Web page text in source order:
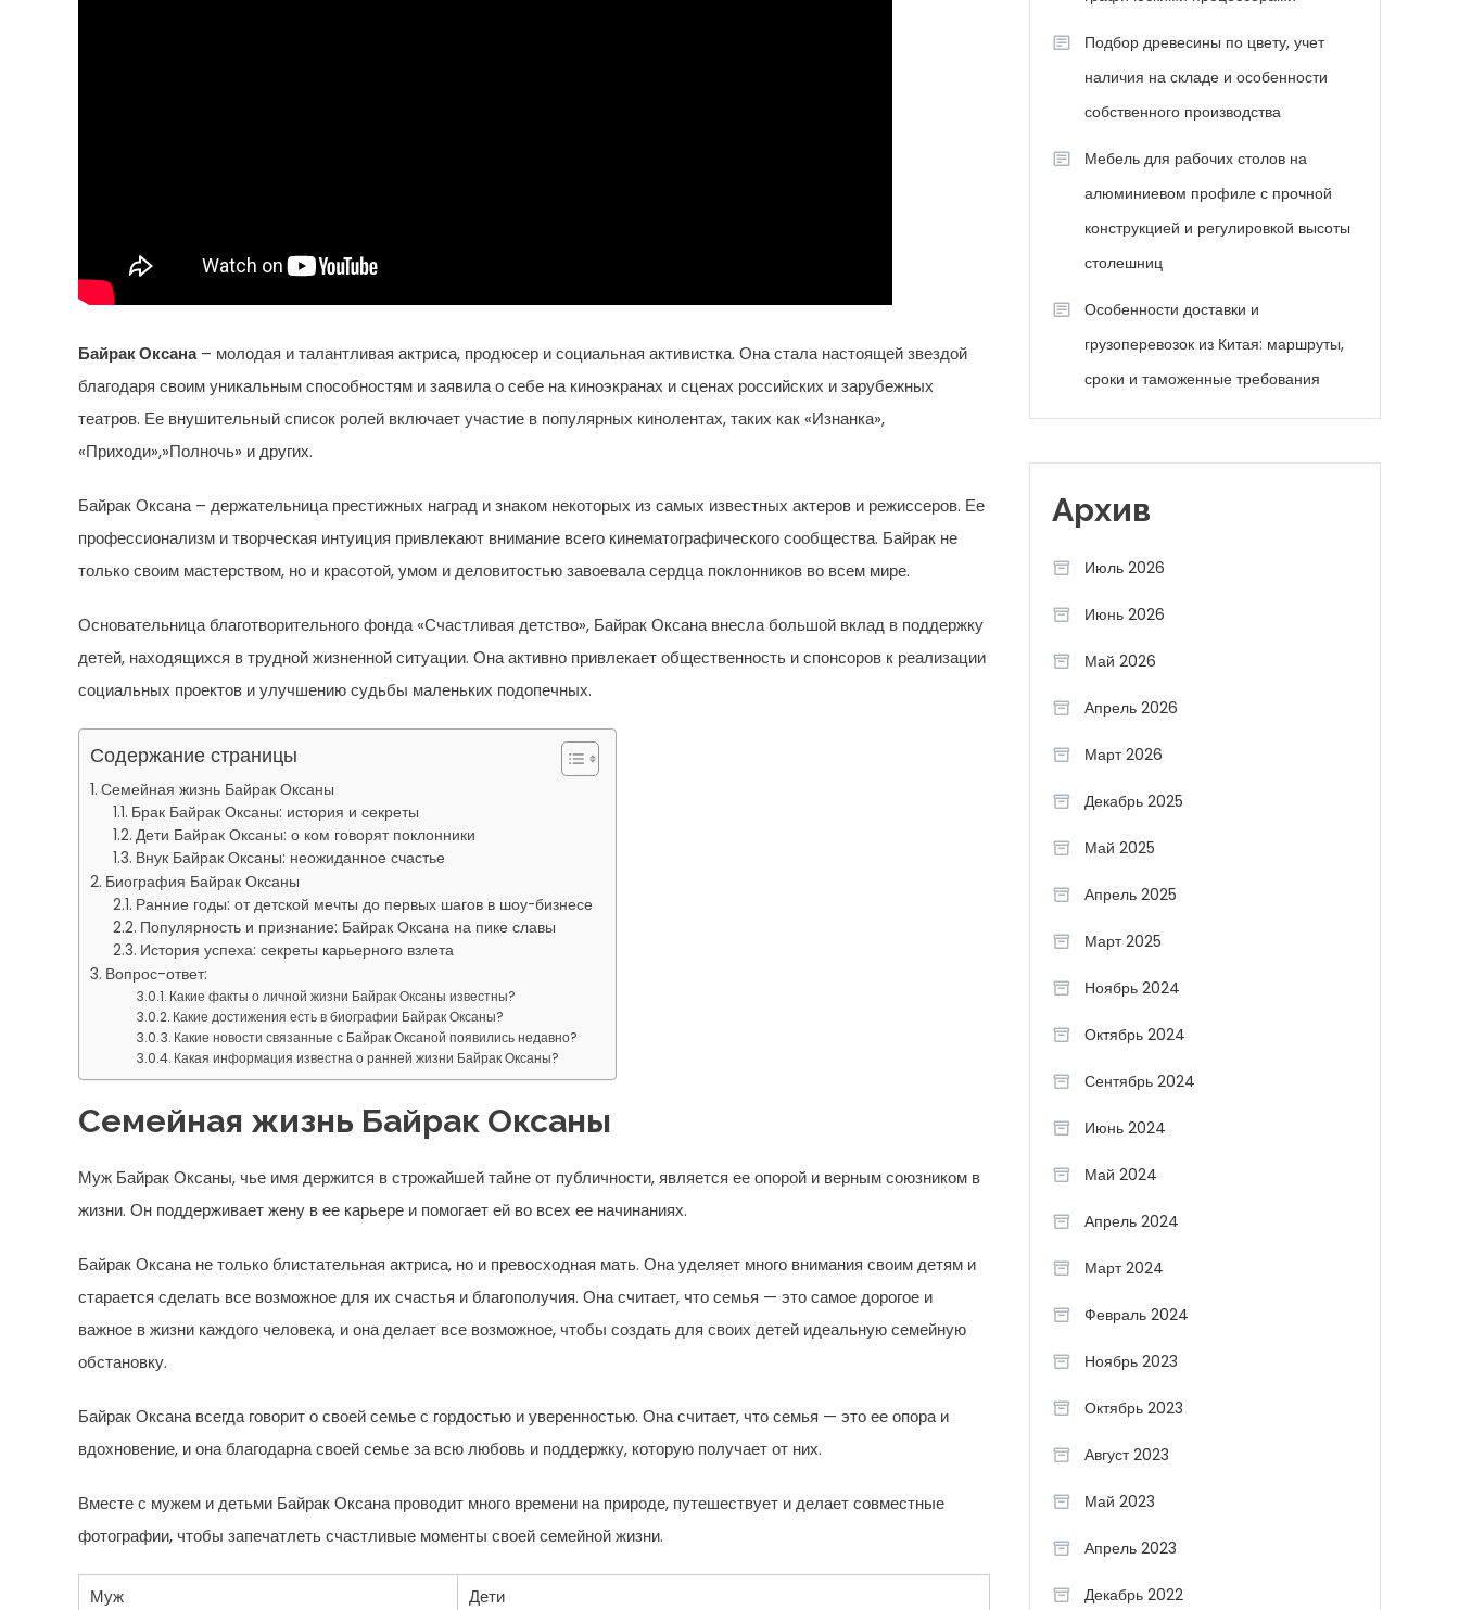
Байрак Оксана– молодая и талантливая актриса, продюсер и социальная активистка. Она стала настоящей звездой
благодаря своим уникальным способностям и заявила о себе на киноэкранах и сценах российских и зарубежных
театров. Ее внушительный список ролей включает участие в популярных кинолентах, таких как «Изнанка»,
«Приходи»,»Полночь» и других.
Байрак Оксана – держательница престижных наград и знаком некоторых из самых известных актеров и режиссеров. Ее
профессионализм и творческая интуиция привлекают внимание всего кинематографического сообщества. Байрак не
только своим мастерством, но и красотой, умом и деловитостью завоевала сердца поклонников во всем мире.
Основательница благотворительного фонда «Счастливая детство», Байрак Оксана внесла большой вклад в поддержку
детей, находящихся в трудной жизненной ситуации. Она активно привлекает общественность и спонсоров к реализации
социальных проектов и улучшению судьбы маленьких подопечных.
Содержание страницы
Семейная жизнь Байрак Оксаны
Брак Байрак Оксаны: история и секреты
Дети Байрак Оксаны: о ком говорят поклонники
Внук Байрак Оксаны: неожиданное счастье
Биография Байрак Оксаны
Ранние годы: от детской мечты до первых шагов в шоу-бизнесе
Популярность и признание: Байрак Оксана на пике славы
История успеха: секреты карьерного взлета
Вопрос-ответ:
Какие факты о личной жизни Байрак Оксаны известны?
Какие достижения есть в биографии Байрак Оксаны?
Какие новости связанные с Байрак Оксаной появились недавно?
Какая информация известна о ранней жизни Байрак Оксаны?
Семейная жизнь Байрак Оксаны
Муж Байрак Оксаны, чье имя держится в строжайшей тайне от публичности, является ее опорой и верным союзником в
жизни. Он поддерживает жену в ее карьере и помогает ей во всех ее начинаниях.
Байрак Оксана не только блистательная актриса, но и превосходная мать. Она уделяет много внимания своим детям и
старается сделать все возможное для их счастья и благополучия. Она считает, что семья — это самое дорогое и
важное в жизни каждого человека, и она делает все возможное, чтобы создать для своих детей идеальную семейную
обстановку.
Байрак Оксана всегда говорит о своей семье с гордостью и уверенностью. Она считает, что семья — это ее опора и
вдохновение, и она благодарна своей семье за всю любовь и поддержку, которую получает от них.
Вместе с мужем и детьми Байрак Оксана проводит много времени на природе, путешествует и делает совместные
фотографии, чтобы запечатлеть счастливые моменты своей семейной жизни.
Муж
Дети
Подбор древесины по цвету, учет
наличия на складе и особенности
собственного производства
Мебель для рабочих столов на
алюминиевом профиле с прочной
конструкцией и регулировкой высоты
столешниц
Особенности доставки и
грузоперевозок из Китая: маршруты,
сроки и таможенные требования
Архив
Июль 2026
Июнь 2026
Май 2026
Апрель 2026
Март 2026
Декабрь 2025
Май 2025
Апрель 2025
Март 2025
Ноябрь 2024
Октябрь 2024
Сентябрь 2024
Июнь 2024
Май 2024
Апрель 2024
Март 2024
Февраль 2024
Ноябрь 2023
Октябрь 2023
Август 2023
Май 2023
Апрель 2023
Декабрь 2022